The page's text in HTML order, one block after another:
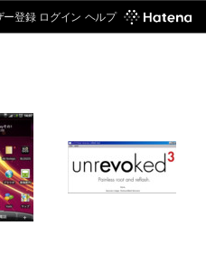
ー登録 ログイン ヘルプ